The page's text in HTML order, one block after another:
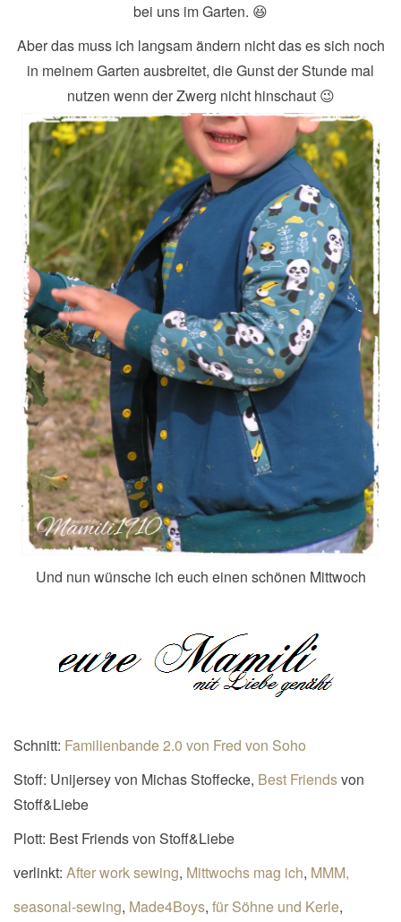
bei uns im Garten. 😆
Aber das muss ich langsam ändern nicht das es sich noch
in meinem Garten ausbreitet, die Gunst der Stunde mal
nutzen wenn der Zwerg nicht hinschaut 😉
Und nun wünsche ich euch einen schönen Mittwoch
Schnitt: Familienbande 2.0 von Fred von Soho
Stoff: Unijersey von Michas Stoffecke, Best Friendsvon
Stoff&Liebe
Plott: Best Friends von Stoff&Liebe
verlinkt: After work sewing, Mittwochs mag ich, MMM,
seasonal-sewing, Made4Boys, für Söhne und Kerle,